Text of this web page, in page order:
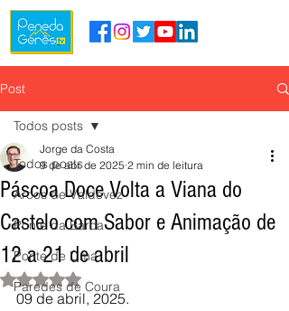
Post
Todos posts
Arcos de Valdevez
Ponte da Barca
Ponte de Lima
Paredes de Coura
Todos posts
Páscoa Doce Volta a Viana do
Castelo com Sabor e Animação de
12 a 21 de abril
Jorge da Costa
9 de abr. de 2025 2 min de leitura
Avaliado com NaN de 5 estrelas.
09 de abril, 2025.